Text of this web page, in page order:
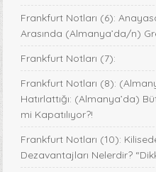
Frankfurt Notları (6):
Arasında (Almanya’da/n)
Frankfurt Notları (7):
Frankfurt Notları (8):
Hatırlattığı: (Almanya’da)
mi Kapatılıyor?!
Frankfurt Notları (10):
Dezavantajları Nelerdir?